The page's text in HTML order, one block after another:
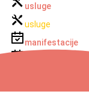
usluge
usluge
manifestacije